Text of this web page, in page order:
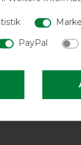
PayPal